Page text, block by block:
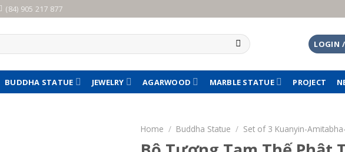
(84) 905 217 877
LOGIN /
BUDDHA STATUE JEWELRY AGARWOOD MARBLE STATUE PROJECT
Home / Buddha Statue / Set of 3 Kuanyin-